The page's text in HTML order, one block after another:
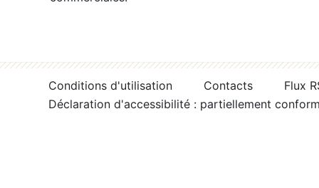
Conditions d'utilisation Contacts
Flux
Déclaration d'accessibilité : partiellement